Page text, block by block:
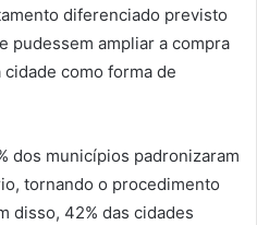
diferenciado previsto
pudessem ampliar a compra
como forma de
dos municípios padronizaram
tornando o procedimento
disso, 42% das cidades